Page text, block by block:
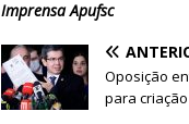
Imprensa Apufsc
Oposição
para criação